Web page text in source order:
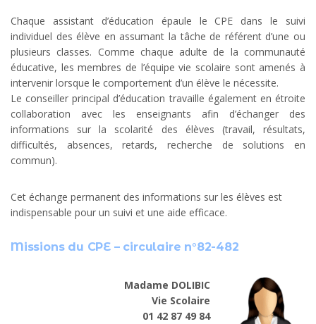
Chaque assistant d’éducation épaule le CPE dans le suivi
individuel des élève en assumant la tâche de référent d’une ou
plusieurs classes. Comme chaque adulte de la communauté
éducative, les membres de l’équipe vie scolaire sont amenés à
intervenir lorsque le comportement d’un élève le nécessite.
Le conseiller principal d’éducation travaille également en étroite
collaboration avec les enseignants afin d’échanger des
informations sur la scolarité des élèves (travail, résultats,
difficultés, absences, retards, recherche de solutions en
commun).
Cet échange permanent des informations sur les élèves est
indispensable pour un suivi et une aide efficace.
Missions du CPE – circulaire n°82-482
Madame DOLIBIC
Vie Scolaire
01 42 87 49 84